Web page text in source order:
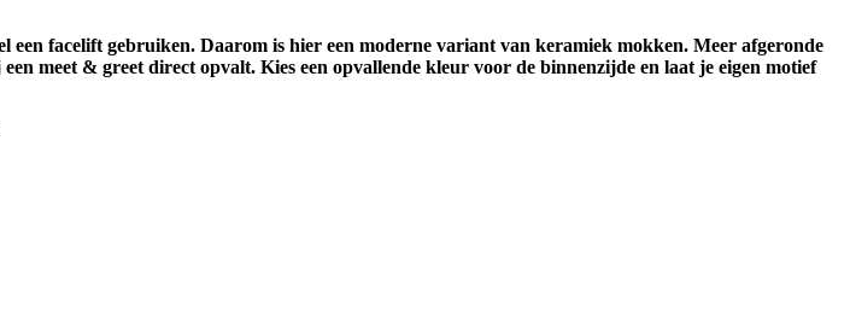
facelift gebruiken. Daarom is hier een moderne variant van keramiek mokken. Meer afgeronde
meet & greet direct opvalt. Kies een opvallende kleur voor de binnenzijde en laat je eigen motief